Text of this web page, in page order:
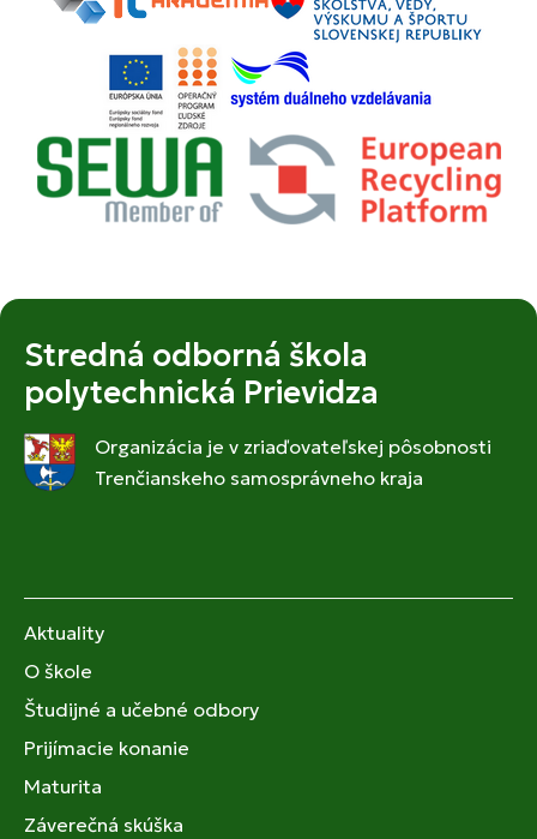
Stredná odborná škola
polytechnická Prievidza
Organizácia je v zriaďovateľskej pôsobnosti
Trenčianskeho samosprávneho kraja
Aktuality
O škole
Študijné a učebné odbory
Prijímacie konanie
Maturita
Záverečná skúška